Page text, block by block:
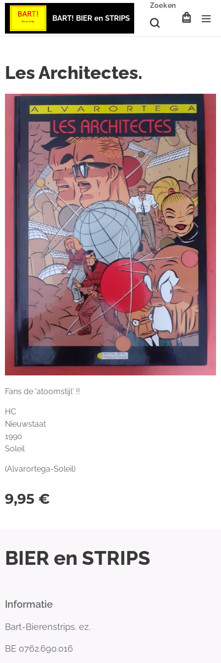
BART! BIER en STRIPS
Zoeken
Les Architectes.
Fans de 'atoomstijl' !!
HC
Nieuwstaat
1990
Soleil
(Alvarortega-Soleil)
9,95 €
BIER en STRIPS
Informatie
Bart-Bierenstrips. ez.
BE 0762.690.016